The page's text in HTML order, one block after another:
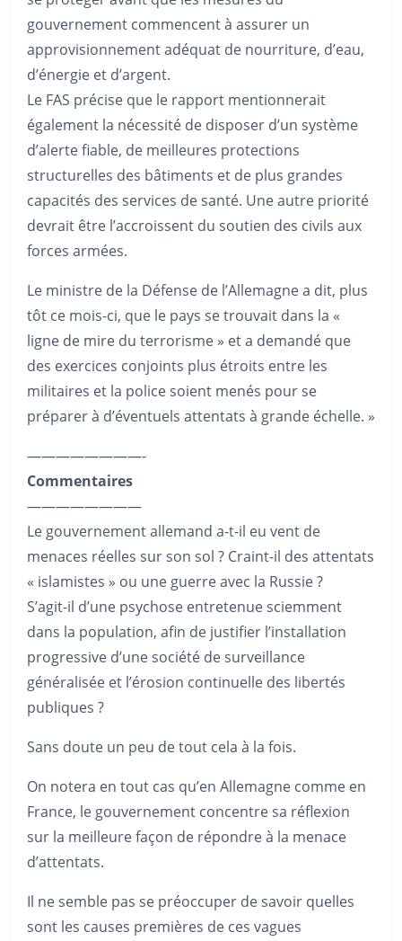
gouvernement commencent à assurer un
approvisionnement adéquat de nourriture, d’eau,
d’énergie et d’argent.
Le FAS précise que le rapport mentionnerait
également la nécessité de disposer d’un système
d’alerte fiable, de meilleures protections
structurelles des bâtiments et de plus grandes
capacités des services de santé. Une autre priorité
devrait être l’accroissent du soutien des civils aux
forces armées.
Le ministre de la Défense de l’Allemagne a dit, plus
tôt ce mois-ci, que le pays se trouvait dans la «
ligne de mire du terrorisme » et a demandé que
des exercices conjoints plus étroits entre les
militaires et la police soient menés pour se
préparer à d’éventuels attentats à grande échelle. »
————————-
Commentaires
————————
Le gouvernement allemand a-t-il eu vent de
menaces réelles sur son sol ? Craint-il des attentats
« islamistes » ou une guerre avec la Russie ?
S’agit-il d’une psychose entretenue sciemment
dans la population, afin de justifier l’installation
progressive d’une société de surveillance
généralisée et l’érosion continuelle des libertés
publiques ?
Sans doute un peu de tout cela à la fois.
On notera en tout cas qu’en Allemagne comme en
France, le gouvernement concentre sa réflexion
sur la meilleure façon de répondre à la menace
d’attentats.
Il ne semble pas se préoccuper de savoir quelles
sont les causes premières de ces vagues